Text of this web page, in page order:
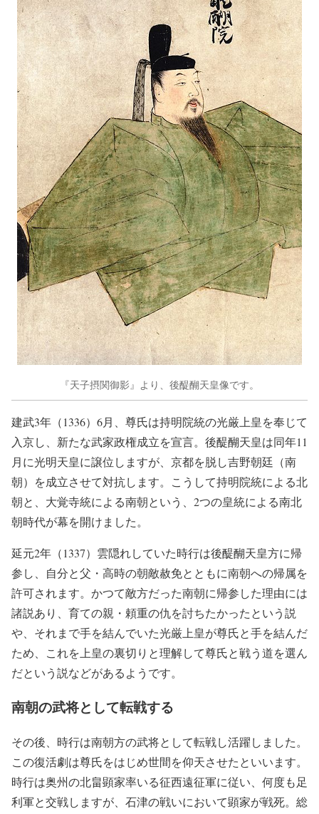
『天子摂関御影』より、後醍醐天皇像です。
建武3年（1336）6月、尊氏は持明院統の光厳上皇を奉じて
入京し、新たな武家政権成立を宣言。後醍醐天皇は同年11
月に光明天皇に譲位しますが、京都を脱し吉野朝廷（南
朝）を成立させて対抗します。こうして持明院統による北
朝と、大覚寺統による南朝という、2つの皇統による南北
朝時代が幕を開けました。
延元2年（1337）雲隠れしていた時行は後醍醐天皇方に帰
参し、自分と父・高時の朝敵赦免とともに南朝への帰属を
許可されます。かつて敵方だった南朝に帰参した理由には
諸説あり、育ての親・頼重の仇を討ちたかったという説
や、それまで手を結んでいた光厳上皇が尊氏と手を結んだ
ため、これを上皇の裏切りと理解して尊氏と戦う道を選ん
だという説などがあるようです。
南朝の武将として転戦する
その後、時行は南朝方の武将として転戦し活躍しました。
この復活劇は尊氏をはじめ世間を仰天させたといいます。
時行は奥州の北畠顕家率いる征西遠征軍に従い、何度も足
利軍と交戦しますが、石津の戦いにおいて顕家が戦死。総